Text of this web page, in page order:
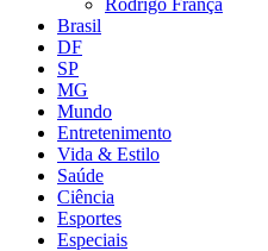
Brasil
DF
SP
MG
Mundo
Entretenimento
Vida & Estilo
Saúde
Ciência
Esportes
Especiais